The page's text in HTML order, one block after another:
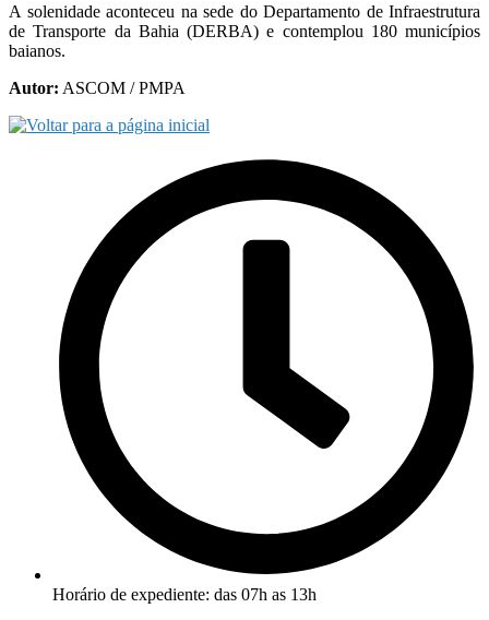
A solenidade aconteceu na sede do Departamento de Infraestrutura
de Transporte da Bahia (DERBA) e contemplou 180 municípios
baianos.
Autor: ASCOM / PMPA
Horário de expediente: das 07h as 13h